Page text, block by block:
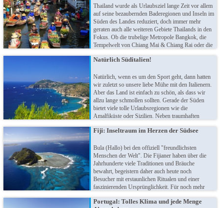
Thailand wurde als Urlaubsziel lange Zeit vor allem
auf seine bezaubernden Baderegionen und Inseln im
Süden des Landes reduziert, doch immer mehr
geraten auch alle weiteren Gebiete Thailands in den
Fokus. Ob die trubelige Metropole Bangkok, die
Tempelwelt von Chiang Mai & Chiang Rai oder die
vereinen die Gastfreundschaft und Herzlichkeit im
Natürlich Süditalien!
Natürlich, wenn es um den Sport geht, dann hatten
wir zuletzt so unsere liebe Mühe mit den Italienern.
Aber das Land ist einfach zu schön, als dass wir
allzu lange schmollen sollten. Gerade der Süden
bietet viele tolle Urlaubsregionen wie die
Amalfiküste oder Sizilien. Neben traumhaften
etwas über die antike Geschichte Italiens erfahren,
Fiji: Inseltraum im Herzen der Südsee
Bula (Hallo) bei den offiziell "freundlichsten
Menschen der Welt". Die Fijianer haben über die
Jahrhunderte viele Traditionen und Bräuche
bewahrt, begeistern daher auch heute noch
Besucher mit erstaunlichen Ritualen und einer
faszinierenden Ursprünglichkeit. Für noch mehr
Tropenstaates. Genießen Sie das süße Nichtstun im
Portugal: Tolles Klima und jede Menge